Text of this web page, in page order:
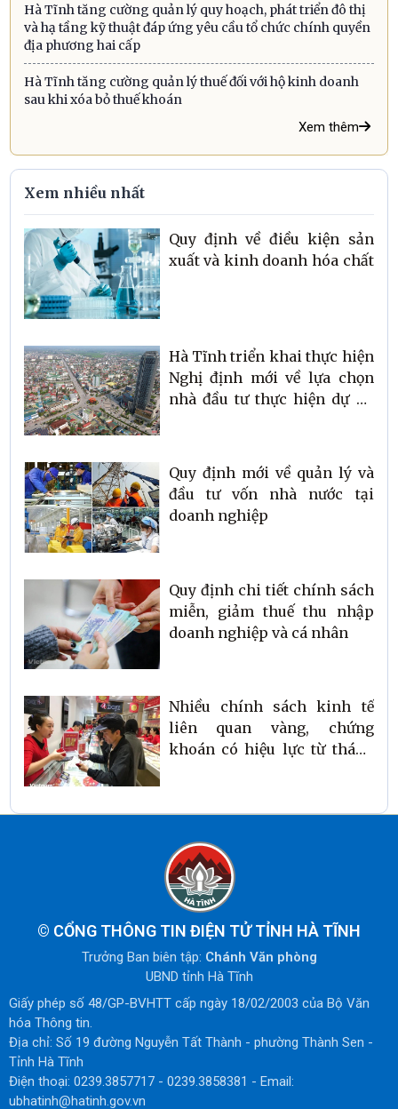
Hà Tĩnh tăng cường quản lý quy hoạch, phát triển đô thị
và hạ tầng kỹ thuật đáp ứng yêu cầu tổ chức chính quyền
địa phương hai cấp
Hà Tĩnh tăng cường quản lý thuế đối với hộ kinh doanh
sau khi xóa bỏ thuế khoán
Xem thêm
Xem nhiều nhất
Quy định về điều kiện sản
xuất và kinh doanh hóa chất
Hà Tĩnh triển khai thực hiện
Nghị định mới về lựa chọn
nhà đầu tư thực hiện dự án
Quy định mới về quản lý và
đầu tư vốn nhà nước tại
doanh nghiệp
Quy định chi tiết chính sách
miễn, giảm thuế thu nhập
doanh nghiệp và cá nhân
Nhiều chính sách kinh tế
liên quan vàng, chứng
khoán có hiệu lực từ tháng
© CỔNG THÔNG TIN ĐIỆN TỬ TỈNH HÀ TĨNH
Trưởng Ban biên tập: Chánh Văn phòng
UBND tỉnh Hà Tĩnh
Giấy phép số 48/GP-BVHTT cấp ngày 18/02/2003 của Bộ Văn
hóa Thông tin.
Địa chỉ: Số 19 đường Nguyễn Tất Thành - phường Thành Sen -
Tỉnh Hà Tĩnh
Điện thoại: 0239.3857717 - 0239.3858381 - Email:
ubhatinh@hatinh.gov.vn